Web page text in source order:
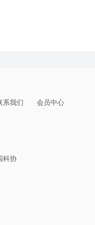
系我们
会员中心
科协